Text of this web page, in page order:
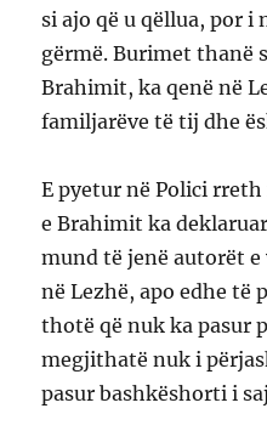
si ajo që u qëllua, por i
gërmë. Burimet thanë
Brahimit, ka qenë në
familjarëve të tij dhe
E pyetur në Polici
e Brahimit ka
mund të jenë autorët
në Lezhë, apo edhe të
thotë që nuk ka pasur
megjithatë nuk i
pasur bashkëshorti i